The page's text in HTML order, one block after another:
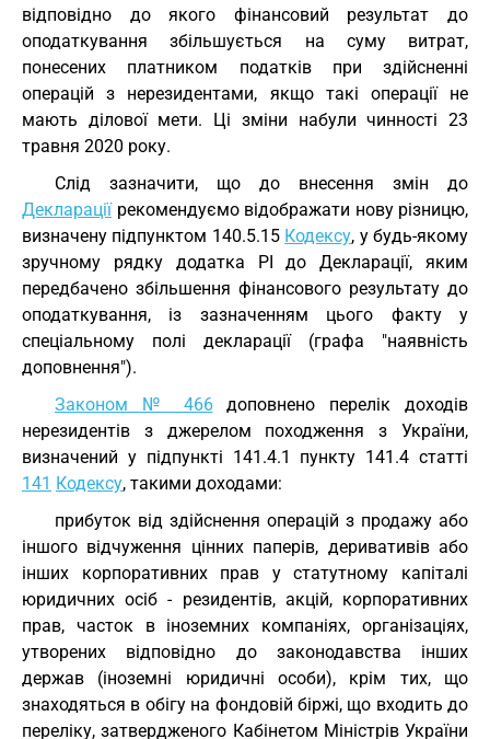
відповідно до якого фінансовий результат до
оподаткування збільшується на суму витрат,
понесених платником податків при здійсненні
операцій з нерезидентами, якщо такі операції не
мають ділової мети. Ці зміни набули чинності 23
травня 2020 року.
Слід зазначити, що до внесення змін до
Деклараціїрекомендуємо відображати нову різницю,
визначену підпунктом 140.5.15 Кодексу, у будь-якому
зручному рядку додатка РІ до Декларації, яким
передбачено збільшення фінансового результату до
оподаткування, із зазначенням цього факту у
спеціальному полі декларації (графа "наявність
доповнення").
Законом № 466доповнено перелік доходів
нерезидентів з джерелом походження з України,
визначений у підпункті 141.4.1 пункту 141.4 статті
141 Кодексу, такими доходами:
прибуток від здійснення операцій з продажу або
іншого відчуження цінних паперів, деривативів або
інших корпоративних прав у статутному капіталі
юридичних осіб - резидентів, акцій, корпоративних
прав, часток в іноземних компаніях, організаціях,
утворених відповідно до законодавства інших
держав (іноземні юридичні особи), крім тих, що
знаходяться в обігу на фондовій біржі, що входить до
переліку, затвердженого Кабінетом Міністрів України